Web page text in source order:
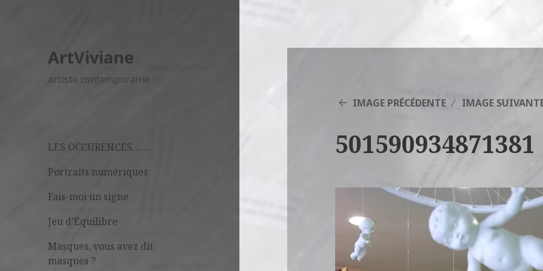
ArtViviane
artiste contemporaine
LES OCCURENCES……
Portraits numériques
Fais-moi un signe
Jeu d’Equilibre
Masques, vous avez dit
masques ?
IMAGE PRÉCÉDENTE IMAGE
501590934871381